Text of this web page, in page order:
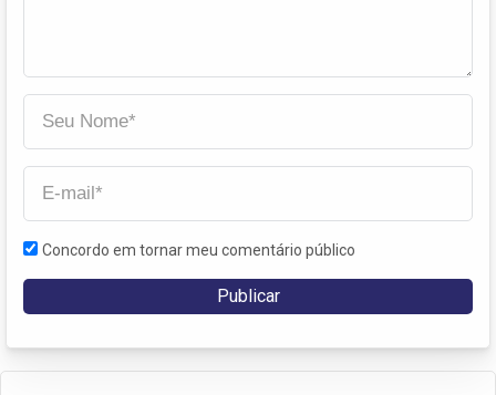
Concordo em tornar meu comentário público